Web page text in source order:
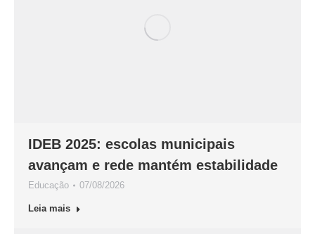
IDEB 2025: escolas municipais
avançam e rede mantém estabilidade
Educação 07/08/2026
Leia mais